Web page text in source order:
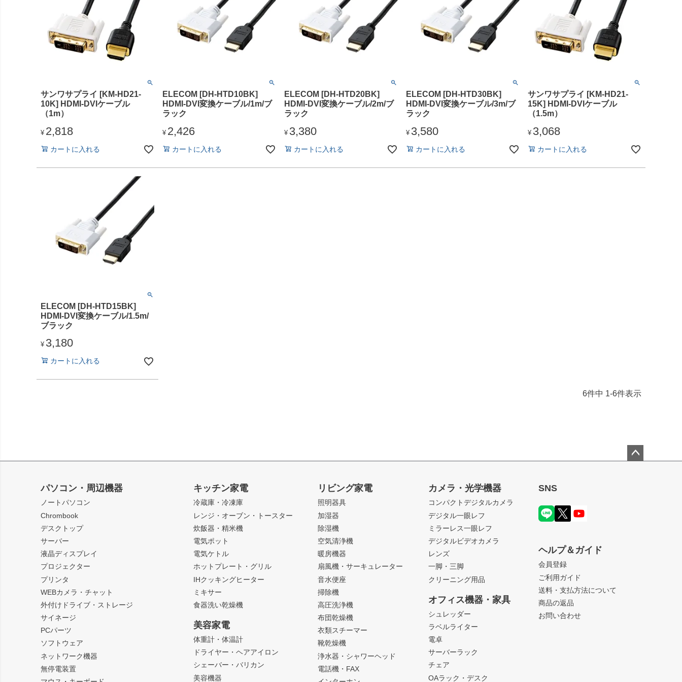
サンワサプライ [KM-HD21-
10K] HDMI-DVIケーブル
（1m）
¥ 2,818
カートに入れる
ELECOM [DH-HTD10BK]
HDMI-DVI変換ケーブル/1m/ブ
ラック
¥ 2,426
カートに入れる
ELECOM [DH-HTD20BK]
HDMI-DVI変換ケーブル/2m/ブ
ラック
¥ 3,380
カートに入れる
ELECOM [DH-HTD30BK]
HDMI-DVI変換ケーブル/3m/ブ
ラック
¥ 3,580
カートに入れる
サンワサプライ [KM-HD21-
15K] HDMI-DVIケーブル
（1.5m）
¥ 3,068
カートに入れる
ELECOM [DH-HTD15BK]
HDMI-DVI変換ケーブル/1.5m/
ブラック
¥ 3,180
カートに入れる
6件中 1-6件表示
パソコン・周辺機器
ノートパソコン
Chrombook
デスクトップ
サーバー
液晶ディスプレイ
プロジェクター
プリンタ
WEBカメラ・チャット
外付けドライブ・ストレージ
サイネージ
PCパーツ
ソフトウェア
ネットワーク機器
無停電装置
キッチン家電
冷蔵庫・冷凍庫
レンジ・オーブン・トースター
炊飯器・精米機
電気ポット
電気ケトル
ホットプレート・グリル
IHクッキングヒーター
ミキサー
食器洗い乾燥機
美容家電
体重計・体温計
ドライヤー・ヘアアイロン
シェーバー・バリカン
美容機器
リビング家電
照明器具
加湿器
除湿機
空気清浄機
暖房機器
扇風機・サーキュレーター
音水便座
掃除機
高圧洗浄機
布団乾燥機
衣類スチーマー
靴乾燥機
浄水器・シャワーヘッド
電話機・FAX
カメラ・光学機器
コンパクトデジタルカメラ
デジタル一眼レフ
ミラーレス一眼レフ
デジタルビデオカメラ
レンズ
一脚・三脚
クリーニング用品
オフィス機器・家具
シュレッダー
ラベルライター
電卓
サーバーラック
チェア
OAラック・デスク
SNS
ヘルプ＆ガイド
会員登録
ご利用ガイド
送料・支払方法について
商品の返品
お問い合わせ